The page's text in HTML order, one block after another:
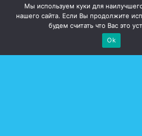
Mobile
Стоматолог Сумы, стоматологические клиники
Сумах. | Частная
Мы используем куки для
нашего сайта. Если Вы продолжите
будем считать что Вас это
Ok